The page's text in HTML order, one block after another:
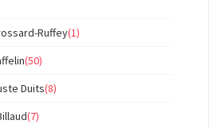
Ruffey(1)
(50)
Duits(8)
(7)